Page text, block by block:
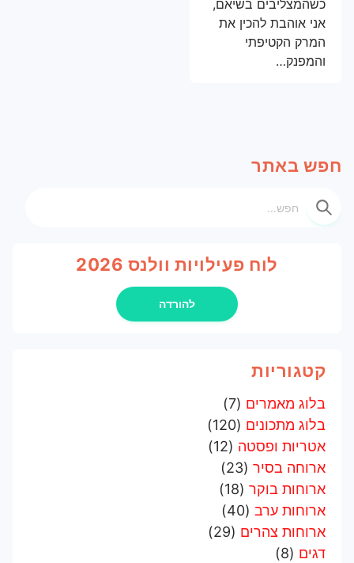
עמדת ארוחת בוקר
דוכן ישראלי ליום העצמאות
הרצאות מעוררות השראה
סדנאות תנועה
רפואה מונעת במקום העבודה
כשהמצליבים בשיאם,
אני אוהבת להכין את
המרק הקטיפתי
והמפנק…
חפש באתר
חפש
לוח פעילויות וולנס 2026
להורדה
קטגוריות
בלוג מאמרים (7)
בלוג מתכונים (120)
אטריות ופסטה (12)
ארוחה בסיר (23)
ארוחות בוקר (18)
ארוחות ערב (40)
ארוחות צהרים (29)
דגים (8)